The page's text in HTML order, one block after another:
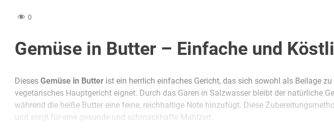
0
Gemüse in Butter – Einfache und
Dieses Gemüse in Butterist ein herrlich einfaches Gericht, das sich sowohl als Beilage
vegetarisches Hauptgericht eignet. Durch das Garen in Salzwasser bleibt der natürliche
während die heiße Butter eine feine, reichhaltige Note hinzufügt. Diese
und sorgt für eine gesunde und schmackhafte Mahlzeit.